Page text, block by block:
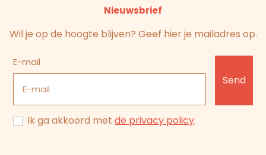
Nieuwsbrief
Wil je op de hoogte blijven? Geef hier je mailadres op.
E-mail
Send
Ik ga akkoord metde privacy policy.